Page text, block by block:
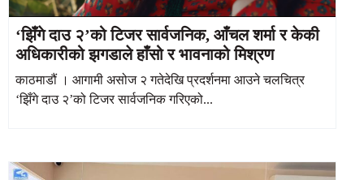
‘झिँगे दाउ २’को टिजर सार्वजनिक, आँचल शर्मा र केकी
अधिकारीको झगडाले हाँसो र भावनाको मिश्रण
काठमाडौं । आगामी असोज २ गतेदेखि प्रदर्शनमा आउने चलचित्र
‘झिँगे दाउ २’को टिजर सार्वजनिक गरिएको...